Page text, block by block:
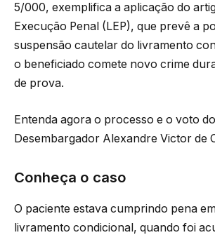
5/000, exemplifica a aplicação do
Execução Penal (LEP), que prevê a
suspensão cautelar do livramento
o beneficiado comete novo crime
de prova.
Entenda agora o processo e o voto do
Desembargador Alexandre Victor de
Conheça o caso
O paciente estava cumprindo pena
livramento condicional, quando foi